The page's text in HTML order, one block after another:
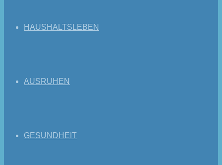
HAUSHALTSLEBEN
AUSRUHEN
GESUNDHEIT